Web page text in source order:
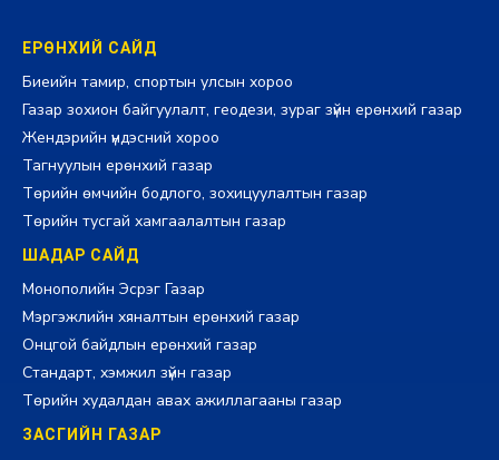
ЕРӨНХИЙ САЙД
Биеийн тамир, спортын улсын хороо
Газар зохион байгуулалт, геодези, зураг зүйн ерөнхий газар
Жендэрийн үндэсний хороо
Тагнуулын ерөнхий газар
Төрийн өмчийн бодлого, зохицуулалтын газар
Төрийн тусгай хамгаалалтын газар
ШАДАР САЙД
Монополийн Эсрэг Газар
Мэргэжлийн хяналтын ерөнхий газар
Онцгой байдлын ерөнхий газар
Стандарт, хэмжил зүйн газар
Төрийн худалдан авах ажиллагааны газар
ЗАСГИЙН ГАЗАР